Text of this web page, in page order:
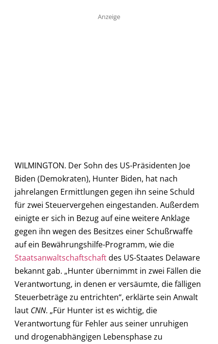
Anzeige
WILMINGTON. Der Sohn des US-Präsidenten Joe
Biden (Demokraten), Hunter Biden, hat nach
jahrelangen Ermittlungen gegen ihn seine Schuld
für zwei Steuervergehen eingestanden. Außerdem
einigte er sich in Bezug auf eine weitere Anklage
gegen ihn wegen des Besitzes einer Schußrwaffe
auf ein Bewährungshilfe-Programm, wie die
Staatsanwaltschaftschaftdes US-Staates Delaware
bekannt gab. „Hunter übernimmt in zwei Fällen die
Verantwortung, in denen er versäumte, die fälligen
Steuerbeträge zu entrichten“, erklärte sein Anwalt
laut CNN. „Für Hunter ist es wichtig, die
Verantwortung für Fehler aus seiner unruhigen
und drogenabhängigen Lebensphase zu